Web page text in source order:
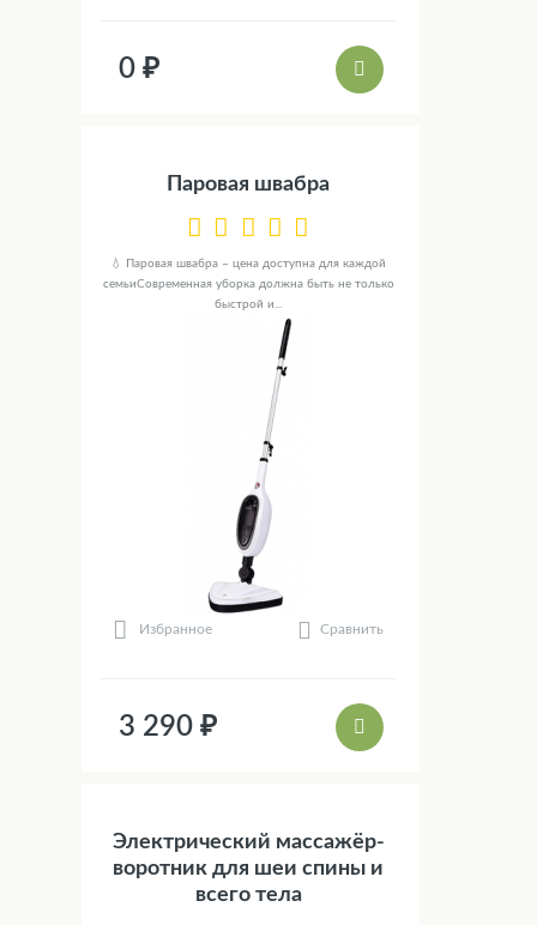
0 ₽
Паровая швабра
💧 Паровая швабра – цена доступна для каждой
семьиСовременная уборка должна быть не только
быстрой и...
Избранное Сравнить
3 290 ₽
Электрический массажёр-
воротник для шеи спины и
всего тела